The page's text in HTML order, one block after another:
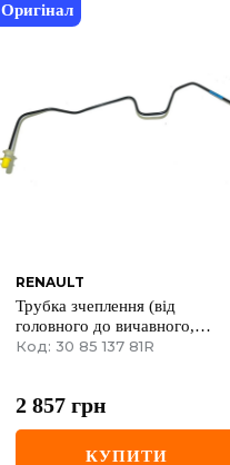
Оригінал
RENAULT
Трубка зчеплення (від
головного до вичавного,
друга половина) Renault Trafic
Код: 30 85 137 81R
2 857 грн
КУПИТИ